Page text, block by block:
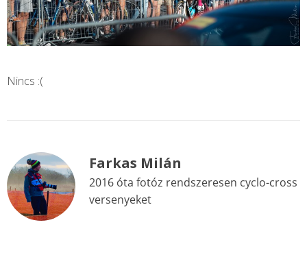
Nincs :(
Farkas Milán
2016 óta fotóz rendszeresen cyclo-cross
versenyeket